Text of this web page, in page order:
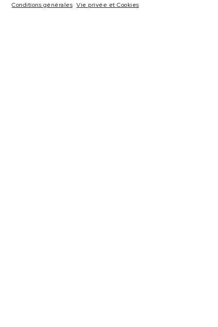
Conditions générales Vie privée et Cookies